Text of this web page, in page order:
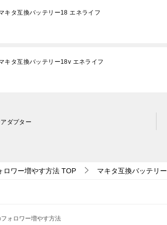
キタ互換バッテリー18 エネライフ
キタ互換バッテリー18v エネライフ
ダプター
ロワー増やす方法 TOP マキタ互換バッテリー
ォロワー増やす方法